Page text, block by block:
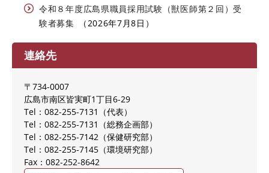
令和８年度広島県職員採用試験（獣医師第２回）受
験者募集
2026年7月8日
連絡先
〒734-0007
広島市南区皆実町1丁目6-29
Tel：082-255-7131
代表
Tel：082-255-7131
総務企画部
Tel：082-255-7142
保健研究部
Tel：082-255-7145
環境研究部
Fax：082-252-8642